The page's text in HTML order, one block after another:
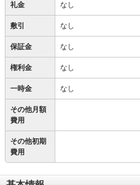
礼金 なし
敷引 なし
保証金 なし
権利金 なし
一時金 なし
その他月額
費用
その他初期
費用